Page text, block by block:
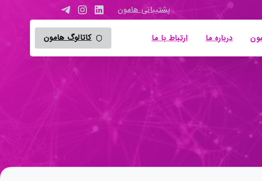
پشتیبانی هامون
درباره ما ارتباط با ما کاتالوگ هامون